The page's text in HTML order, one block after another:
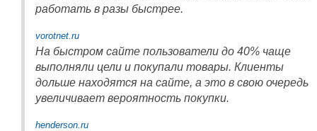
работать в разы быстрее.
vorotnet.ru
На быстром сайте пользователи до 40% чаще
выполняли цели и покупали товары. Клиенты
дольше находятся на сайте, а это в свою очередь
увеличивает вероятность покупки.
henderson.ru